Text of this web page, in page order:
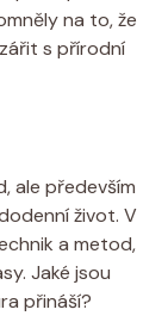
na to, že
s přírodní
ale především
život. V
a metod,
Jaké jsou
přináší?